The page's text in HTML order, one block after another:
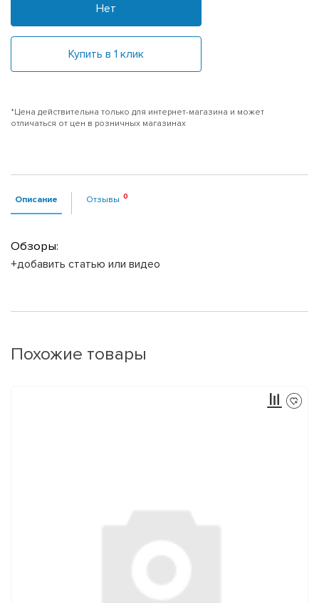
Нет
Купить в 1 клик
*Цена действительна только для интернет-магазина и может
отличаться от цен в розничных магазинах
Описание Отзывы
Обзоры:
+добавить статью или видео
Похожие товары